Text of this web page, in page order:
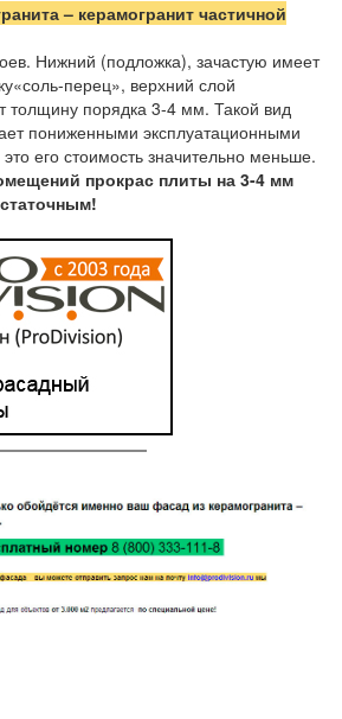
– керамогранит частичной
Нижний (подложка), зачастую имеет
перец», верхний слой
толщину порядка 3-4 мм. Такой вид
пониженными эксплуатационными
его стоимость значительно меньше.
прокрас плиты на 3-4 мм